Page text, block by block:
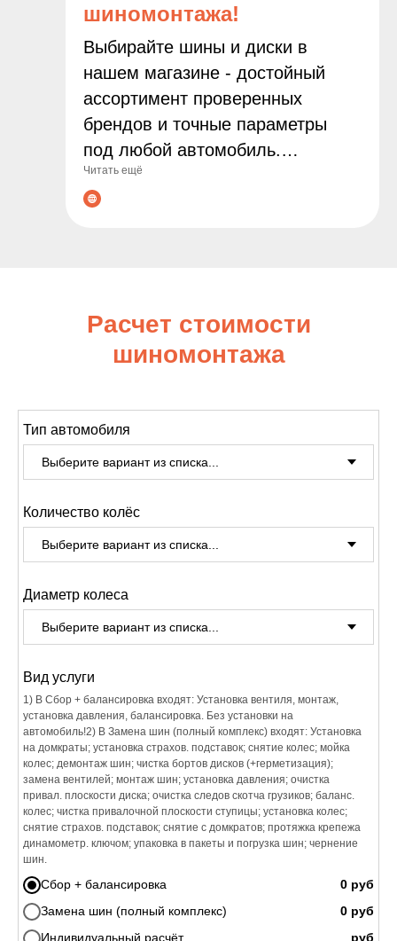
шиномонтажа!
Выбирайте шины и диски в
нашем магазине - достойный
ассортимент проверенных
брендов и точные параметры
под любой автомобиль.
Гарантируем оригинальные
товары, выгодные цены и
дороге!
Читать ещё
Расчет стоимости
шиномонтажа
Тип автомобиля
Количество колёс
Диаметр колеса
Вид услуги
1) В Сбор + балансировка входят: Установка вентиля, монтаж,
установка давления, балансировка. Без установки на
автомобиль!2) В Замена шин (полный комплекс) входят: Установка
на домкраты; установка страхов. подставок; снятие колес; мойка
колес; демонтаж шин; чистка бортов дисков (+герметизация);
замена вентилей; монтаж шин; установка давления; очистка
привал. плоскости диска; очистка следов скотча грузиков; баланс.
колес; чистка привалочной плоскости ступицы; установка колес;
снятие страхов. подставок; снятие с домкратов; протяжка крепежа
динамометр. ключом; упаковка в пакеты и погрузка шин; чернение
шин.
Сбор + балансировка
Замена шин (полный комплекс)
Индивидуальный расчёт